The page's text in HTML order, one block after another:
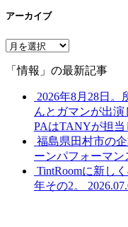
アーカイブ
ア
カ「情報」の最新記事
2026年8月28日。
んとガマンが出演
PAはTANYが担当
福島県田村市の
ーンパフォーマン
TintRoomに新し
年その2。